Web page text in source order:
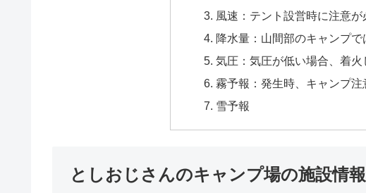
風速：テント設営時に注意が
降水量：山間部のキャンプで
気圧：気圧が低い場合、着
霧予報：発生時、キャンプ注
雪予報
としおじさんのキャンプ場の施設情報